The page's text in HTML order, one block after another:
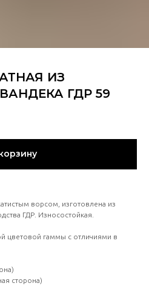
ИЗ
ГДР 59
ворсом, изготовлена из
ГДР. Износостойкая.
цветовой гаммы с отличиями в
сторона)